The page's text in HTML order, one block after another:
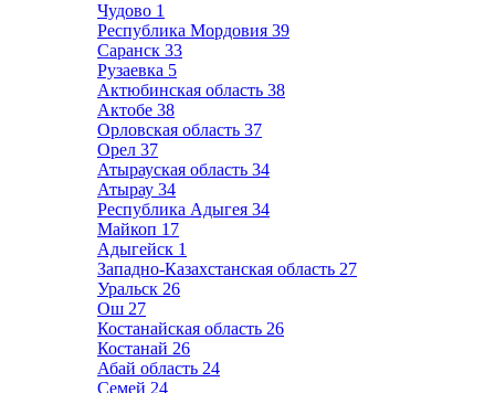
Чудово 1
Республика Мордовия 39
Саранск 33
Рузаевка 5
Актюбинская область 38
Актобе 38
Орловская область 37
Орел 37
Атырауская область 34
Атырау 34
Республика Адыгея 34
Майкоп 17
Адыгейск 1
Западно-Казахстанская область 27
Уральск 26
Ош 27
Костанайская область 26
Костанай 26
Абай область 24
Семей 24